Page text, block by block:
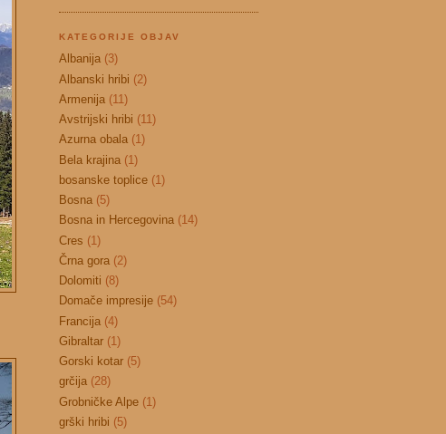
KATEGORIJE OBJAV
Albanija (3)
Albanski hribi (2)
Armenija (11)
Avstrijski hribi (11)
Azurna obala (1)
Bela krajina (1)
bosanske toplice (1)
Bosna (5)
Bosna in Hercegovina (14)
Cres (1)
Črna gora (2)
Dolomiti (8)
Domače impresije (54)
Francija (4)
Gibraltar (1)
Gorski kotar (5)
grčija (28)
Grobničke Alpe (1)
grški hribi (5)